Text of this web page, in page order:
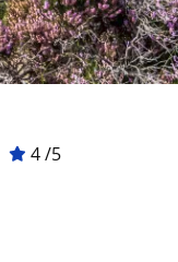
4 /5